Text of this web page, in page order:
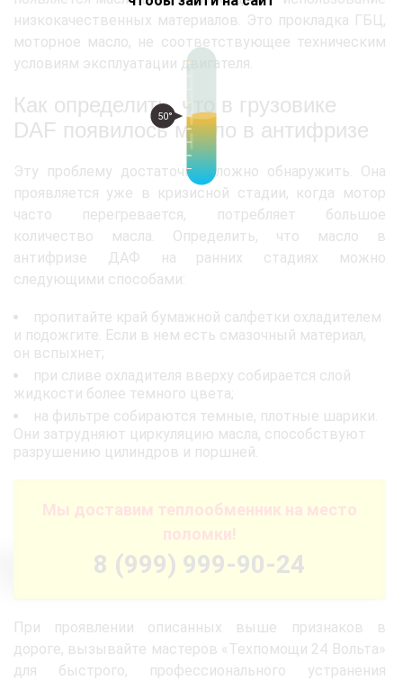
50°
низкокачественных материалов. Это прокладка ГБЦ,
моторное масло, не соответствующее техническим
условиям эксплуатации двигателя.
Как определить, что в грузовике
DAF появилось масло в антифризе
Эту проблему достаточно сложно обнаружить. Она
проявляется уже в кризисной стадии, когда мотор
часто перегревается, потребляет большое
количество масла. Определить, что масло в
антифризе ДАФ на ранних стадиях можно
следующими способами:
пропитайте край бумажной салфетки охладителем
и подожгите. Если в нем есть смазочный материал,
он вспыхнет;
при сливе охладителя вверху собирается слой
жидкости более темного цвета;
на фильтре собираются темные, плотные шарики.
Они затрудняют циркуляцию масла, способствуют
разрушению цилиндров и поршней.
Мы доставим теплообменник на место
поломки!
8 (999) 999-90-24
При проявлении описанных выше признаков в
дороге, вызывайте мастеров «Техпомощи 24 Вольта»
для быстрого, профессионального устранения